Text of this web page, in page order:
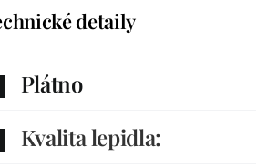
detaily
Plátno
Kvalita lepidla: